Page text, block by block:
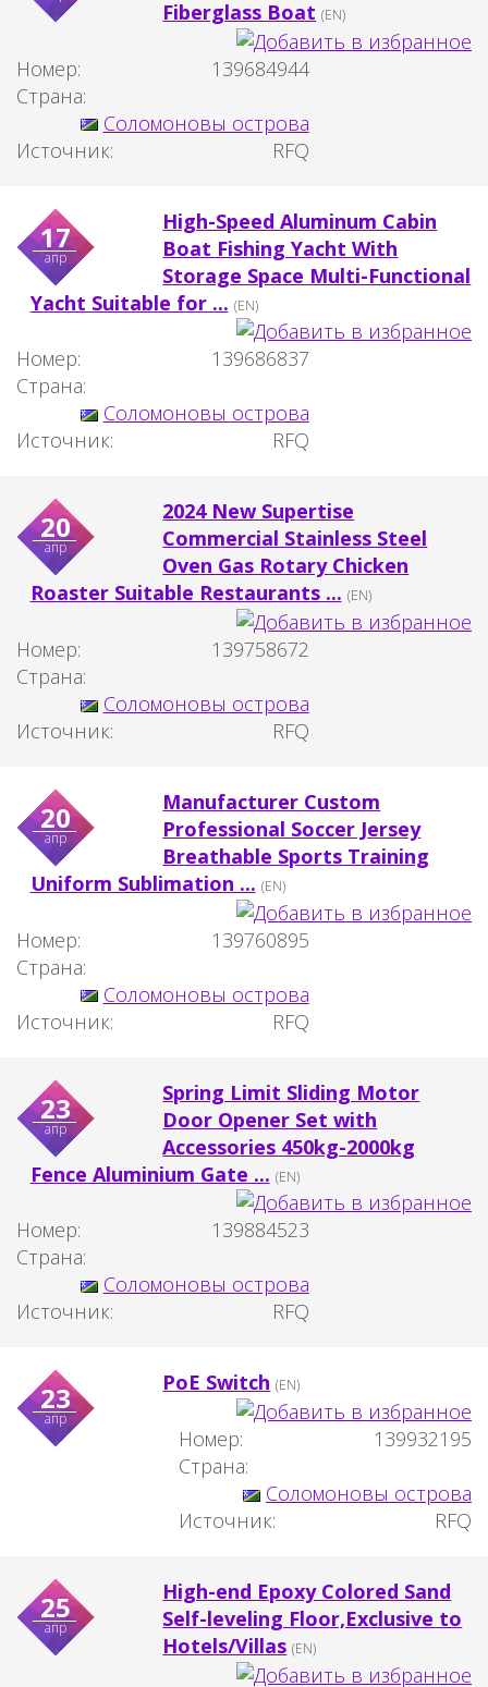
Fiberglass Boat (EN)
Номер:
139684944
Страна:
Соломоновы острова
Источник:
RFQ
17
апр
High-Speed Aluminum Cabin
Boat Fishing Yacht With
Storage Space Multi-Functional
Yacht Suitable for ... (EN)
Номер:
139686837
Страна:
Соломоновы острова
Источник:
RFQ
20
апр
2024 New Supertise
Commercial Stainless Steel
Oven Gas Rotary Chicken
Roaster Suitable Restaurants ... (EN)
Номер:
139758672
Страна:
Соломоновы острова
Источник:
RFQ
20
апр
Manufacturer Custom
Professional Soccer Jersey
Breathable Sports Training
Uniform Sublimation ... (EN)
Номер:
139760895
Страна:
Соломоновы острова
Источник:
RFQ
23
апр
Spring Limit Sliding Motor
Door Opener Set with
Accessories 450kg-2000kg
Fence Aluminium Gate ... (EN)
Номер:
139884523
Страна:
Соломоновы острова
Источник:
RFQ
23
апр
PoE Switch (EN)
Номер:
139932195
Страна:
Соломоновы острова
Источник:
RFQ
25
апр
High-end Epoxy Colored Sand
Self-leveling Floor,Exclusive to
Hotels/Villas (EN)